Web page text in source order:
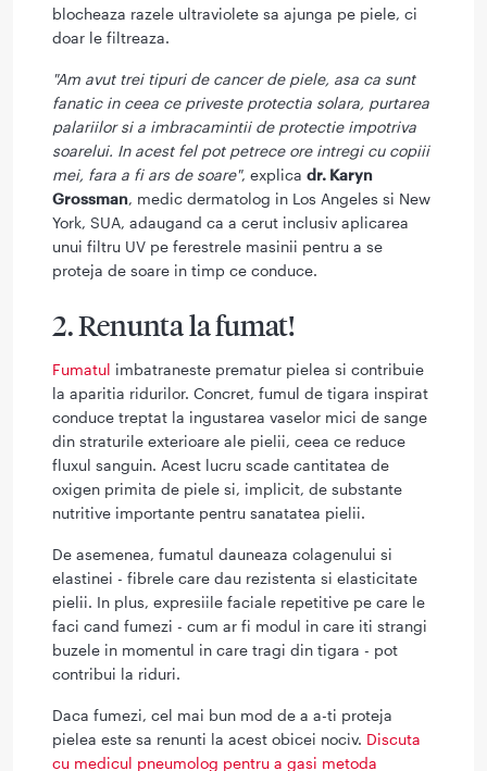
blocheaza razele ultraviolete sa ajunga pe piele, ci
doar le filtreaza.
"Am avut trei tipuri de cancer de piele, asa ca sunt
fanatic in ceea ce priveste protectia solara, purtarea
palariilor si a imbracamintii de protectie impotriva
soarelui. In acest fel pot petrece ore intregi cu copiii
mei, fara a fi ars de soare", explica dr. Karyn
Grossman, medic dermatolog in Los Angeles si New
York, SUA, adaugand ca a cerut inclusiv aplicarea
unui filtru UV pe ferestrele masinii pentru a se
proteja de soare in timp ce conduce.
2. Renunta la fumat!
Fumatul imbatraneste prematur pielea si contribuie
la aparitia ridurilor. Concret, fumul de tigara inspirat
conduce treptat la ingustarea vaselor mici de sange
din straturile exterioare ale pielii, ceea ce reduce
fluxul sanguin. Acest lucru scade cantitatea de
oxigen primita de piele si, implicit, de substante
nutritive importante pentru sanatatea pielii.
De asemenea, fumatul dauneaza colagenului si
elastinei - fibrele care dau rezistenta si elasticitate
pielii. In plus, expresiile faciale repetitive pe care le
faci cand fumezi - cum ar fi modul in care iti strangi
buzele in momentul in care tragi din tigara - pot
contribui la riduri.
Daca fumezi, cel mai bun mod de a a-ti proteja
pielea este sa renunti la acest obicei nociv. Discuta
cu medicul pneumolog pentru a gasi metoda